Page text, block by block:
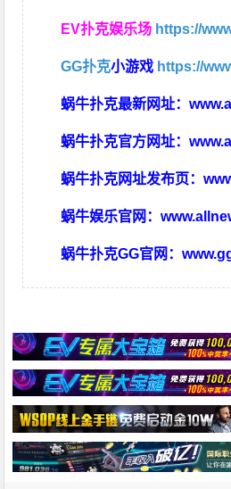
EV扑克娱乐场 https://
GG扑克小游戏 https://
蜗牛扑克最新网址：
蜗牛扑克官方网址：
蜗牛扑克网址发布页：
蜗牛娱乐官网：
蜗牛扑克GG官网：